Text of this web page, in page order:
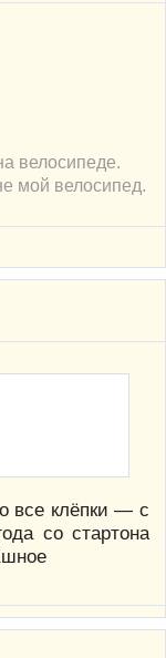
велосипеде.
мой велосипед.
все клёпки — с
со стартона